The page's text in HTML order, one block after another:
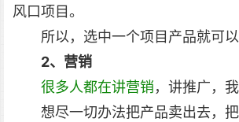
风口项目。
所以，选中一个项目产品就可
2、营销
很多人都在讲营销，讲推广，
想尽一切办法把产品卖出去，